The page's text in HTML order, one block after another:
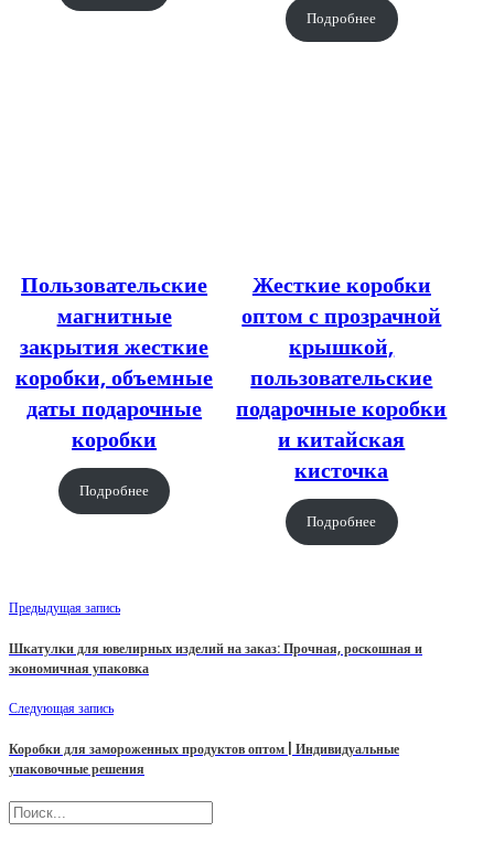
Подробнее
Пользовательские
магнитные
закрытия жесткие
коробки, объемные
даты подарочные
коробки
Подробнее
Жесткие коробки
оптом с прозрачной
крышкой,
пользовательские
подарочные коробки
и китайская
кисточка
Подробнее
Предыдущая запись
Шкатулки для ювелирных изделий на заказ: Прочная, роскошная и
экономичная упаковка
Следующая запись
Коробки для замороженных продуктов оптом | Индивидуальные
упаковочные решения
Поиск